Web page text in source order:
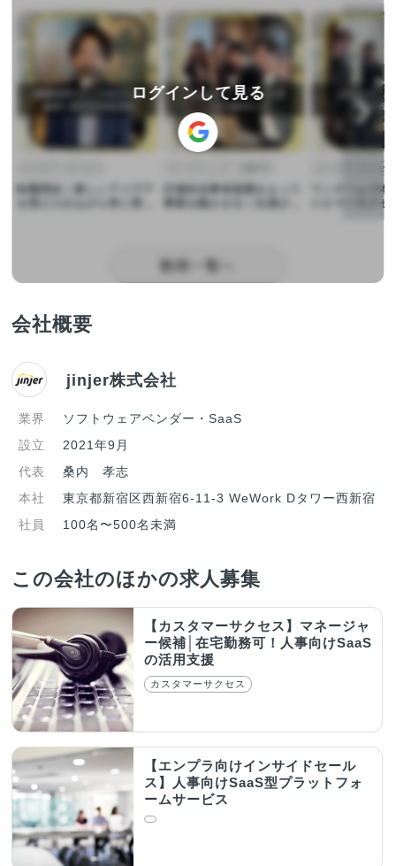
ログインして見る
▶︎ ▶︎ ▶︎
カスタマーサクセス
ワンチームで
スタマーサク
署を一言で表す
会社概要
jinjer株式会社
業界
ソフトウェアベンダー・SaaS
設立
2021年9月
代表
桑内 孝志
本社
東京都新宿区西新宿6-11-3 WeWork Dタワー西新宿
社員
100名〜500名未満
この会社のほかの求人募集
【カスタマーサクセス】マネージャ
ー候補│在宅勤務可！人事向けSaaS
の活用支援
カスタマーサクセス
【エンプラ向けインサイドセール
ス】人事向けSaaS型プラットフォ
ームサービス